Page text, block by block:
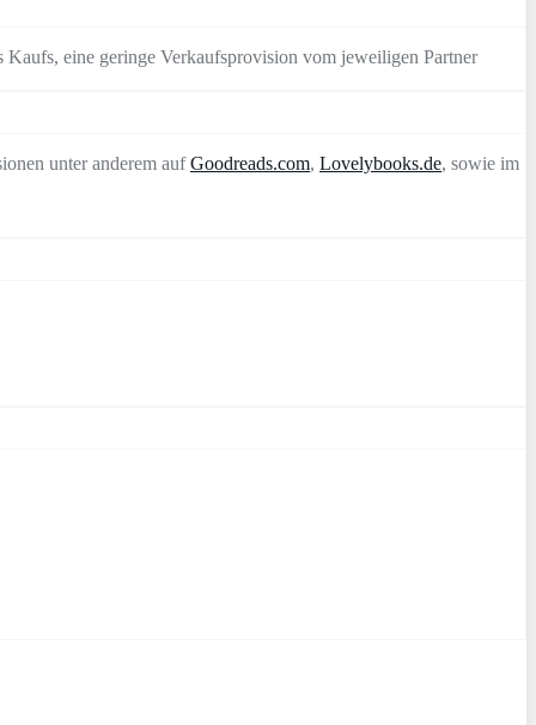
eine geringe Verkaufsprovision vom jeweiligen Partner
unter anderem aufGoodreads.com, Lovelybooks.de, sowie im